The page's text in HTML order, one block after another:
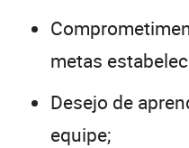
metas
Desejo de
equipe;